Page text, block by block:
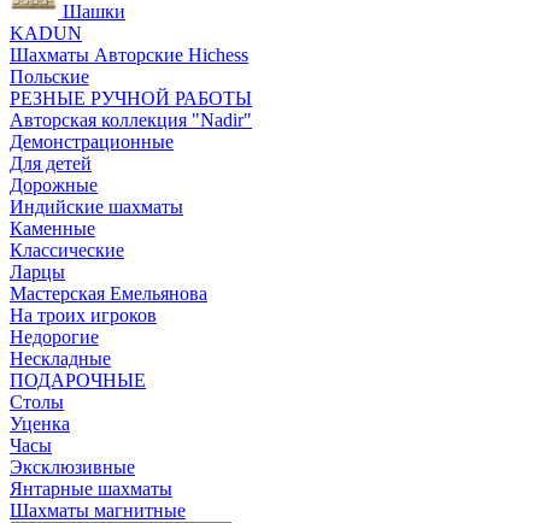
Шашки
KADUN
Шахматы Авторские Hichess
Польские
РЕЗНЫЕ РУЧНОЙ РАБОТЫ
Авторская коллекция "Nadir"
Демонстрационные
Для детей
Дорожные
Индийские шахматы
Каменные
Классические
Ларцы
Мастерская Емельянова
На троих игроков
Недорогие
Нескладные
ПОДАРОЧНЫЕ
Столы
Уценка
Часы
Эксклюзивные
Янтарные шахматы
Шахматы магнитные